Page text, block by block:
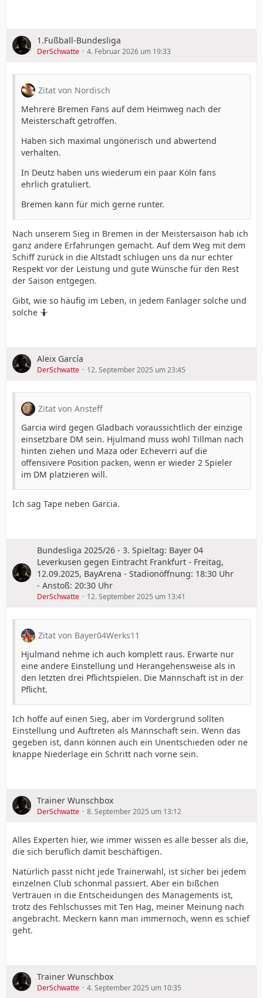
1.Fußball-Bundesliga
DerSchwatte 4. Februar 2026 um 19:33
Zitat von Nordisch
Mehrere Bremen Fans auf dem Heimweg nach der
Meisterschaft getroffen.
Haben sich maximal ungönerisch und abwertend
verhalten.
In Deutz haben uns wiederum ein paar Köln fans
ehrlich gratuliert.
Bremen kann für mich gerne runter.
Nach unserem Sieg in Bremen in der Meistersaison hab ich
ganz andere Erfahrungen gemacht. Auf dem Weg mit dem
Schiff zurück in die Altstadt schlugen uns da nur echter
Respekt vor der Leistung und gute Wünsche für den Rest
der Saison entgegen.
Gibt, wie so häufig im Leben, in jedem Fanlager solche und
solche 🤷
Aleix García
DerSchwatte 12. September 2025 um 23:45
Zitat von Ansteff
Garcia wird gegen Gladbach voraussichtlich der einzige
einsetzbare DM sein. Hjulmand muss wohl Tillman nach
hinten ziehen und Maza oder Echeverri auf die
offensivere Position packen, wenn er wieder 2 Spieler
im DM platzieren will.
Ich sag Tape neben Garcia.
Bundesliga 2025/26 - 3. Spieltag: Bayer 04
Leverkusen gegen Eintracht Frankfurt - Freitag,
12.09.2025, BayArena - Stadionöffnung: 18:30 Uhr
- Anstoß: 20:30 Uhr
DerSchwatte 12. September 2025 um 13:41
Zitat von Bayer04Werks11
Hjulmand nehme ich auch komplett raus. Erwarte nur
eine andere Einstellung und Herangehensweise als in
den letzten drei Pflichtspielen. Die Mannschaft ist in der
Pflicht.
Ich hoffe auf einen Sieg, aber im Vordergrund sollten
Einstellung und Auftreten als Mannschaft sein. Wenn das
gegeben ist, dann können auch ein Unentschieden oder ne
knappe Niederlage ein Schritt nach vorne sein.
Trainer Wunschbox
DerSchwatte 8. September 2025 um 13:12
Alles Experten hier, wie immer wissen es alle besser als die,
die sich beruflich damit beschäftigen.
Natürlich passt nicht jede Trainerwahl, ist sicher bei jedem
einzelnen Club schonmal passiert. Aber ein bißchen
Vertrauen in die Entscheidungen des Managements ist,
trotz des Fehlschusses mit Ten Hag, meiner Meinung nach
angebracht. Meckern kann man immernoch, wenn es schief
geht.
Trainer Wunschbox
DerSchwatte 4. September 2025 um 10:35